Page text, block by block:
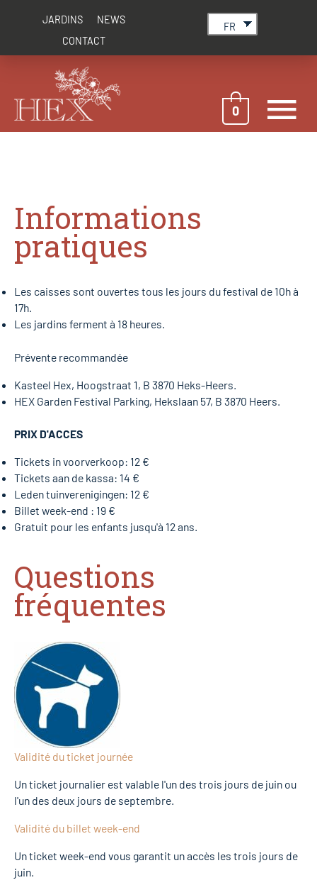
JARDINS
NEWS
CONTACT
FR
0
Informations
pratiques
Les caisses sont ouvertes tous les jours du festival de 10h à
17h.
Les jardins ferment à 18 heures.
Prévente recommandée
Kasteel Hex, Hoogstraat 1, B 3870 Heks-Heers.
HEX Garden Festival Parking, Hekslaan 57, B 3870 Heers.
PRIX D'ACCES
Tickets in voorverkoop: 12 €
Tickets aan de kassa: 14 €
Leden tuinverenigingen: 12 €
Billet week-end : 19 €
Gratuit pour les enfants jusqu'à 12 ans.
Questions
fréquentes
Validité du ticket journée
Un ticket journalier est valable l'un des trois jours de juin ou
l'un des deux jours de septembre.
Validité du billet week-end
Un ticket week-end vous garantit un accès les trois jours de
juin.